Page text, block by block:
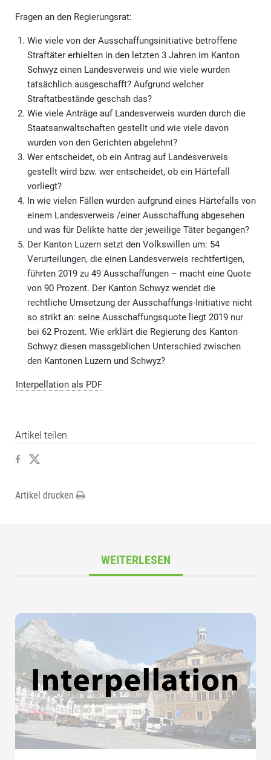
Fragen an den Regierungsrat:
Wie viele von der Ausschaffungsinitiative betroffene
Straftäter erhielten in den letzten 3 Jahren im Kanton
Schwyz einen Landesverweis und wie viele wurden
tatsächlich ausgeschafft? Aufgrund welcher
Straftatbestände geschah das?
Wie viele Anträge auf Landesverweis wurden durch die
Staatsanwaltschaften gestellt und wie viele davon
wurden von den Gerichten abgelehnt?
Wer entscheidet, ob ein Antrag auf Landesverweis
gestellt wird bzw. wer entscheidet, ob ein Härtefall
vorliegt?
In wie vielen Fällen wurden aufgrund eines Härtefalls von
einem Landesverweis /einer Ausschaffung abgesehen
und was für Delikte hatte der jeweilige Täter begangen?
Der Kanton Luzern setzt den Volkswillen um: 54
Verurteilungen, die einen Landesverweis rechtfertigen,
führten 2019 zu 49 Ausschaffungen – macht eine Quote
von 90 Prozent. Der Kanton Schwyz wendet die
rechtliche Umsetzung der Ausschaffungs-Initiative nicht
so strikt an: seine Ausschaffungsquote liegt 2019 nur
bei 62 Prozent. Wie erklärt die Regierung des Kanton
Schwyz diesen massgeblichen Unterschied zwischen
den Kantonen Luzern und Schwyz?
Interpellation als PDF
Artikel teilen
Artikel drucken
WEITERLESEN